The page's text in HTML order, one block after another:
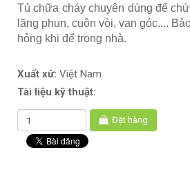
Tủ chữa cháy chuyên dùng để
lăng phun, cuộn vòi, van góc....
hỏng khi để trong nhà.
Xuất xứ: Việt Nam
Tài liệu kỹ thuật:
Đặt hàng